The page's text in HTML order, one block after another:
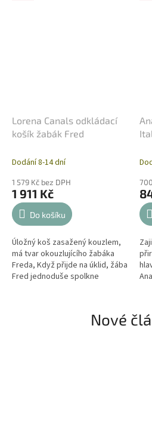
Lorena Canals odkládací
košík žabák Fred
Dodání 8-14 dní
1 579 Kč bez DPH
1 911 Kč
Do košíku
Úložný koš zasažený kouzlem,
má tvar okouzlujícího žabáka
Freda, Když přijde na úklid, žába
Fred jednoduše spolkne
Nové